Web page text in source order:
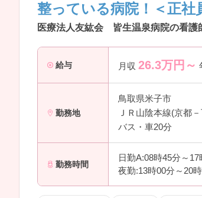
整っている病院！＜正社
医療法人友紘会 皆生温泉病院の看護
給与 月収 26.3万円～
勤務地
鳥取県米子市
ＪＲ山陰本線(京都
バス・車20分
勤務時間
日勤A:08時45分～17
夜勤:13時00分～20